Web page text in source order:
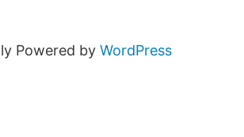
Powered by WordPress